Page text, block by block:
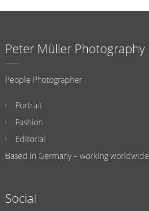
Peter Müller Photography
People Photographer
Portrait
Fashion
Editorial
Based in Germany – working worldwide
Social